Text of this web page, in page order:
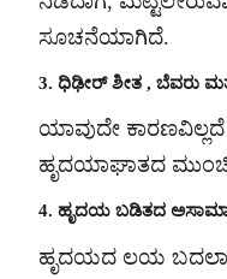
ಸೂಚನೆಯಾಗಿದೆ.
3. ಧಿಢೀರ್ ಶೀತ ‌, ಬೆವರು
ಯಾವುದೇ
ಹೃದಯಾಘಾತದ
4. ಹೃದಯ ಬಡಿತದ
ಹೃದಯದ ಲಯ